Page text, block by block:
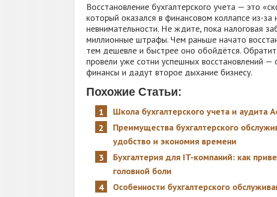
Восстановление бухгалтерского учета — это
который оказался в финансовом коллапсе из-за
невнимательности. Не ждите, пока налоговая
миллионные штрафы. Чем раньше начато
тем дешевле и быстрее оно обойдётся.
провели уже сотни успешных восстановлений
финансы и дадут второе дыхание бизнесу.
Похожие Статьи:
Школа бухгалтерского учета и аудита
Преимущества бухгалтерского
удобство и экономия времени
Бухгалтерия для IT-компаний: как
головной боли
Особенности бухгалтерского